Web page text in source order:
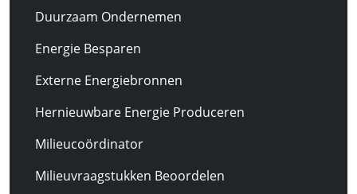
Duurzaam Ondernemen
Energie Besparen
Externe Energiebronnen
Hernieuwbare Energie Produceren
Milieucoördinator
Milieuvraagstukken Beoordelen